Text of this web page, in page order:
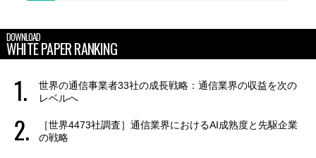
DOWNLOAD
WHITE PAPER RANKING
世界の通信事業者33社の成長戦略：通信業界の収益を次の
レベルへ
［世界4473社調査］通信業界におけるAI成熟度と先駆企業
の戦略